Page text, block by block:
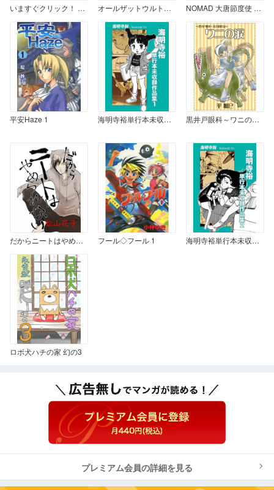
いますぐクリック！ 幻の5 オールザットウルトラ科学まんが NOMAD 大唐節度使 高仙芝伝
平安Haze 1 海明寺裕単行本未収録作品集 １ 黒井戸眼科～ワニの涙～
だからニートはやめられない フール◇フール 1 海明寺裕単行本未収録作品集 2
ロボ犬ハチの家 幻の3
プレミアム会員の詳細を見る